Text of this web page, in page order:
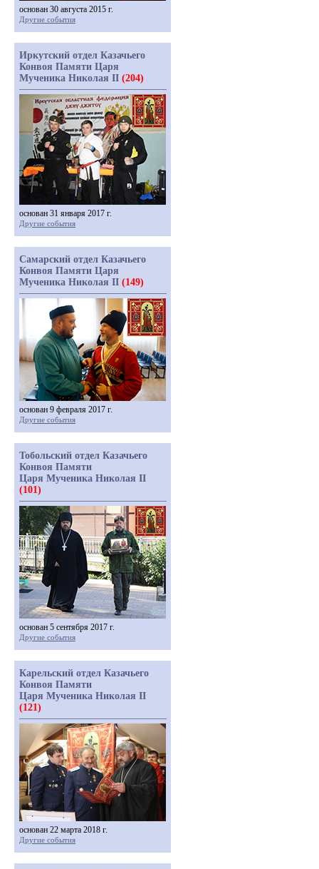
основан 30 августа 2015 г.
Другие события
Иркутский отдел Казачьего
Конвоя Памяти Царя
Мученика Николая II (204)
основан 31 января 2017 г.
Другие события
Самарский отдел Казачьего
Конвоя Памяти Царя
Мученика Николая II (149)
основан 9 февраля 2017 г.
Другие события
Тобольский отдел Казачьего
Конвоя Памяти
Царя Мученика Николая II
(101)
основан 5 сентября 2017 г.
Другие события
Карельский отдел Казачьего
Конвоя Памяти
Царя Мученика Николая II
(121)
основан 22 марта 2018 г.
Другие события